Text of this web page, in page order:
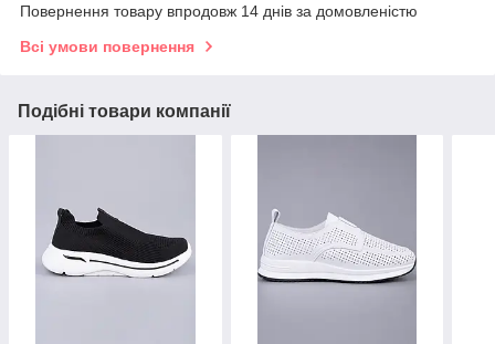
Повернення товару впродовж 14 днів за домовленістю
Всі умови повернення
Подібні товари компанії